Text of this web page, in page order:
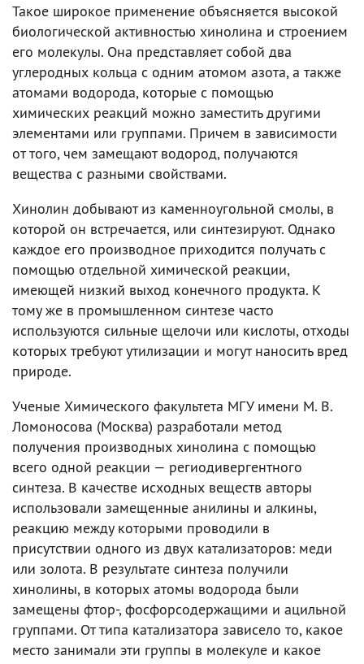
Такое широкое применение объясняется высокой
биологической активностью хинолина и строением
его молекулы. Она представляет собой два
углеродных кольца с одним атомом азота, а также
атомами водорода, которые с помощью
химических реакций можно заместить другими
элементами или группами. Причем в зависимости
от того, чем замещают водород, получаются
вещества с разными свойствами.
Хинолин добывают из каменноугольной смолы, в
которой он встречается, или синтезируют. Однако
каждое его производное приходится получать с
помощью отдельной химической реакции,
имеющей низкий выход конечного продукта. К
тому же в промышленном синтезе часто
используются сильные щелочи или кислоты, отходы
которых требуют утилизации и могут наносить вред
природе.
Ученые Химического факультета МГУ имени М. В.
Ломоносова (Москва) разработали метод
получения производных хинолина с помощью
всего одной реакции — региодивергентного
синтеза. В качестве исходных веществ авторы
использовали замещенные анилины и алкины,
реакцию между которыми проводили в
присутствии одного из двух катализаторов: меди
или золота. В результате синтеза получили
хинолины, в которых атомы водорода были
замещены фтор-, фосфорсодержащими и ацильной
группами. От типа катализатора зависело то, какое
место занимали эти группы в молекуле и какое